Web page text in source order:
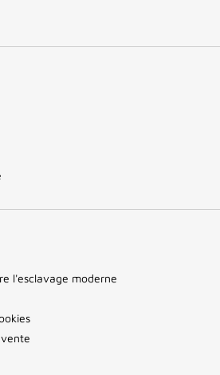
l'esclavage moderne